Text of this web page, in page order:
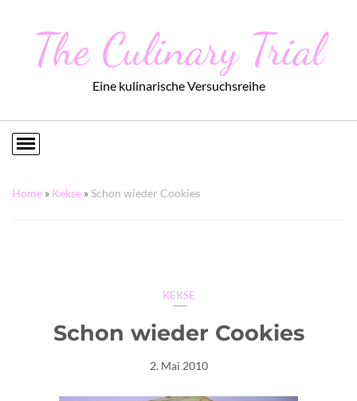
The Culinary Trial
Eine kulinarische Versuchsreihe
Home » Kekse »Schon wieder Cookies
KEKSE
Schon wieder Cookies
2. Mai 2010